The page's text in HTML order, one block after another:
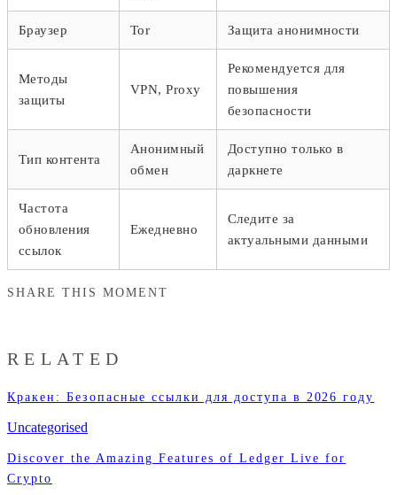
Браузер Tor Защита анонимности
Методы
защиты
VPN, Proxy
Рекомендуется для
повышения
безопасности
Тип контента
Анонимный
обмен
Доступно только в
даркнете
Частота
обновления
ссылок
Ежедневно
Следите за
актуальными данными
SHARE THIS MOMENT
RELATED
Кракен: Безопасные ссылки для доступа в 2026 году
Uncategorised
Discover the Amazing Features of Ledger Live for
Crypto